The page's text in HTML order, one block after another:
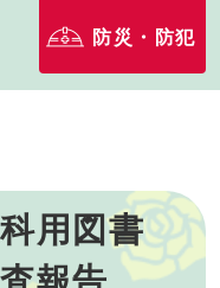
防災・防犯
用図書